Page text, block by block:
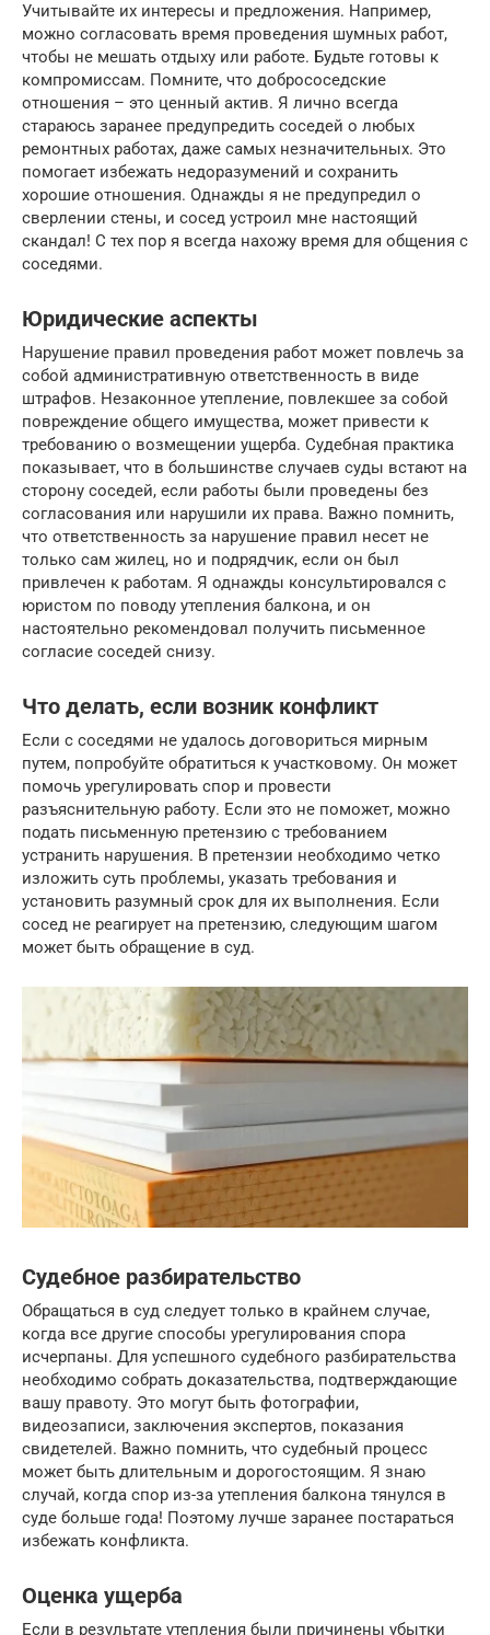
Учитывайте их интересы и предложения. Например,
можно согласовать время проведения шумных работ,
чтобы не мешать отдыху или работе. Будьте готовы к
компромиссам. Помните, что добрососедские
отношения – это ценный актив. Я лично всегда
стараюсь заранее предупредить соседей о любых
ремонтных работах, даже самых незначительных. Это
помогает избежать недоразумений и сохранить
хорошие отношения. Однажды я не предупредил о
сверлении стены, и сосед устроил мне настоящий
скандал! С тех пор я всегда нахожу время для общения с
соседями.
Юридические аспекты
Нарушение правил проведения работ может повлечь за
собой административную ответственность в виде
штрафов. Незаконное утепление, повлекшее за собой
повреждение общего имущества, может привести к
требованию о возмещении ущерба. Судебная практика
показывает, что в большинстве случаев суды встают на
сторону соседей, если работы были проведены без
согласования или нарушили их права. Важно помнить,
что ответственность за нарушение правил несет не
только сам жилец, но и подрядчик, если он был
привлечен к работам. Я однажды консультировался с
юристом по поводу утепления балкона, и он
настоятельно рекомендовал получить письменное
согласие соседей снизу.
Что делать, если возник конфликт
Если с соседями не удалось договориться мирным
путем, попробуйте обратиться к участковому. Он может
помочь урегулировать спор и провести
разъяснительную работу. Если это не поможет, можно
подать письменную претензию с требованием
устранить нарушения. В претензии необходимо четко
изложить суть проблемы, указать требования и
установить разумный срок для их выполнения. Если
сосед не реагирует на претензию, следующим шагом
может быть обращение в суд.
Судебное разбирательство
Обращаться в суд следует только в крайнем случае,
когда все другие способы урегулирования спора
исчерпаны. Для успешного судебного разбирательства
необходимо собрать доказательства, подтверждающие
вашу правоту. Это могут быть фотографии,
видеозаписи, заключения экспертов, показания
свидетелей. Важно помнить, что судебный процесс
может быть длительным и дорогостоящим. Я знаю
случай, когда спор из-за утепления балкона тянулся в
суде больше года! Поэтому лучше заранее постараться
избежать конфликта.
Оценка ущерба
Если в результате утепления были причинены убытки